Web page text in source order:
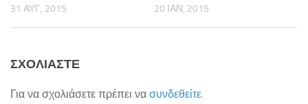
ΚΠΕ Αρχανών
Μεσογειακό Αγρονομικό Ινστιτούτο Χανίων
31 ΑΥΓ, 2015 20 ΙΑΝ, 2015
ΣΧΟΛΙΆΣΤΕ
Για να σχολιάσετε πρέπει να συνδεθείτε.